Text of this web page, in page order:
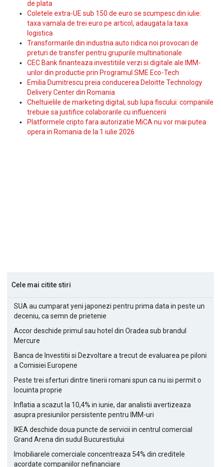
de plata
Coletele extra-UE sub 150 de euro se scumpesc din iulie:
taxa vamala de trei euro pe articol, adaugata la taxa
logistica
Transformarile din industria auto ridica noi provocari de
preturi de transfer pentru grupurile multinationale
CEC Bank finanteaza investitiile verzi si digitale ale IMM-
urilor din productie prin Programul SME Eco-Tech
Emilia Dumitrescu preia conducerea Deloitte Technology
Delivery Center din Romania
Cheltuielile de marketing digital, sub lupa fiscului: companiile
trebuie sa justifice colaborarile cu influencerii
Platformele cripto fara autorizatie MiCA nu vor mai putea
opera in Romania de la 1 iulie 2026
Cele mai citite stiri
SUA au cumparat yeni japonezi pentru prima data in peste un
deceniu, ca semn de prietenie
Accor deschide primul sau hotel din Oradea sub brandul
Mercure
Banca de Investitii si Dezvoltare a trecut de evaluarea pe piloni
a Comisiei Europene
Peste trei sferturi dintre tinerii romani spun ca nu isi permit o
locuinta proprie
Inflatia a scazut la 10,4% in iunie, dar analistii avertizeaza
asupra presiunilor persistente pentru IMM-uri
IKEA deschide doua puncte de servicii in centrul comercial
Grand Arena din sudul Bucurestiului
Imobiliarele comerciale concentreaza 54% din creditele
acordate companiilor nefinanciare